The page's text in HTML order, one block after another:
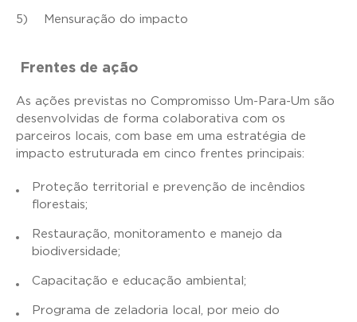
5) Mensuração do impacto
Frentes de ação
As ações previstas no Compromisso Um-Para-Um são
desenvolvidas de forma colaborativa com os
parceiros locais, com base em uma estratégia de
impacto estruturada em cinco frentes principais:
Proteção territorial e prevenção de incêndios
florestais;
Restauração, monitoramento e manejo da
biodiversidade;
Capacitação e educação ambiental;
Programa de zeladoria local, por meio do